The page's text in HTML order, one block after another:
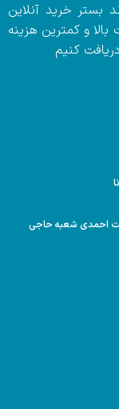
بستر خرید آنلاین
و کمترین هزینه
کنیم
احمدی شعبه حاجی